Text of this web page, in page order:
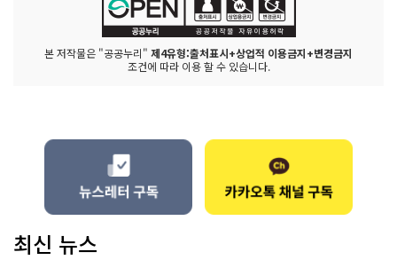
본 저작물은 "공공누리" 제4유형:출처표시+상업적 이용금지+변경금지
조건에 따라 이용 할 수 있습니다.
최신 뉴스